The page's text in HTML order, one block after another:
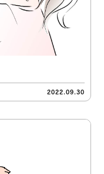
2022.09.30